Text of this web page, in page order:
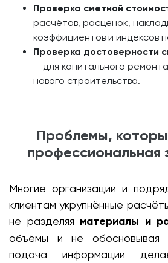
Проверка сметной
расчётов, расценок,
коэффициентов и индексов
Проверка достоверности
— для капитального
нового строительства.
Проблемы,
профессиональная
Многие организации и
клиентам укрупнённые
не разделяя материалы и
объёмы и не обосновывая
подача информации